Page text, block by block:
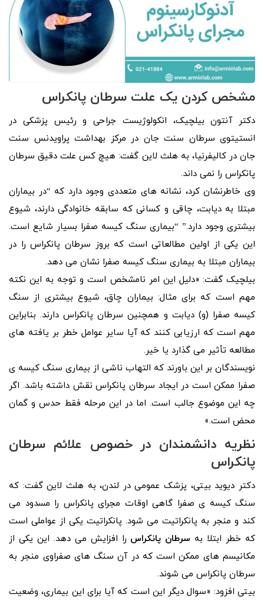
مشخص کردن یک علت سرطان پانکراس
دکتر آنتون بیلچیک، انکولوژیست جراحی و رئیس پزشکی در
انستیتوی سرطان سنت جان در مرکز بهداشت پراویدنس سنت
جان در کالیفرنیا، به هلث لاین گفت: هیچ کس علت دقیق سرطان
پانکراس را نمی داند.
وی خاطرنشان کرد، نشانه های متعددی وجود دارد که “در بیماران
مبتلا به دیابت، چاقی و کسانی که سابقه خانوادگی دارند، شیوع
بیشتری وجود دارد.” “بیماری سنگ کیسه صفرا بسیار شایع است.
این یکی از اولین مطالعاتی است که بروز سرطان پانکراس را در
بیماران مبتلا به بیماری سنگ کیسه صفرا نشان می دهد.
بیلچیک گفت: «دلیل این امر نامشخص است و توجه به این نکته
مهم است که برای مثال: بیماران چاق، شیوع بیشتری از سنگ
کیسه صفرا (و) دیابت و همچنین سرطان پانکراس دارند. بنابراین
مهم است که ارزیابی کنند که آیا سایر عوامل خطر بر یافته های
مطالعه تأثیر می گذارد یا خیر.
نویسندگان بر این باورند که التهاب ناشی از بیماری سنگ کیسه ی
صفرا ممکن است در ایجاد سرطان پانکراس نقش داشته باشد. اگر
چه این موضوع جالب است. اما در این مرحله فقط حدس و گمان
محض است.»
نظریه دانشمندان در خصوص علائم سرطان
پانکراس
دکتر دیوید بیتی، پزشک عمومی در لندن، به هلث لاین گفت: که
سنگ کیسه ی صفرا گاهی اوقات مجرای پانکراس را مسدود می
کند و منجر به پانکراتیت می شود. پانکراتیت یکی از عواملی است
که خطر ابتلا به سرطان پانکراس را افزایش می دهد. این یکی از
مکانیسم های ممکن است که در آن سنگ های صفراوی منجر به
سرطان پانکراس می شوند.
بیتی افزود: «سوال دیگر این است که آیا برای این بیماری، وضعیت